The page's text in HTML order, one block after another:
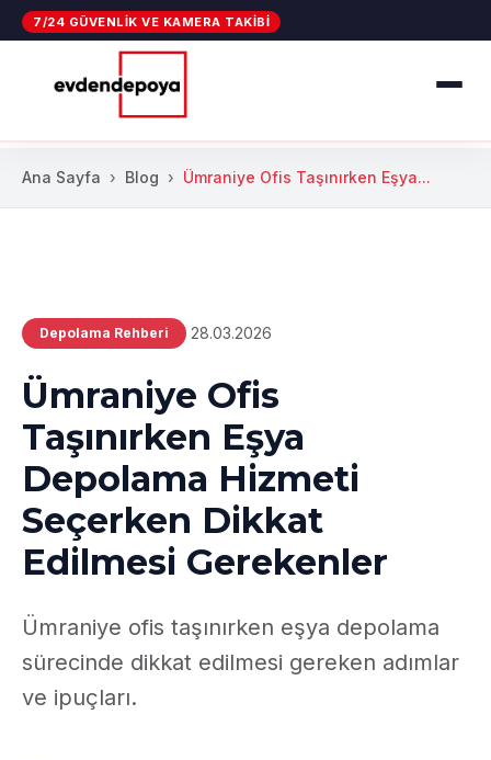
7/24 GÜVENLIK VE KAMERA TAKIBI
Ana Sayfa Blog Ümraniye Ofis Taşınırken Eşya...
Depolama Rehberi 28.03.2026
Ümraniye Ofis
Taşınırken Eşya
Depolama Hizmeti
Seçerken Dikkat
Edilmesi Gerekenler
Ümraniye ofis taşınırken eşya depolama
sürecinde dikkat edilmesi gereken adımlar
ve ipuçları.